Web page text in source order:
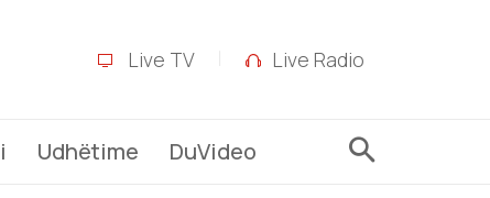
Live TV Live Radio
Udhëtime DuVideo